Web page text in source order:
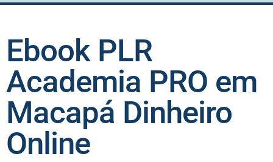
Ebook PLR
Academia PRO em
Macapá Dinheiro
Online